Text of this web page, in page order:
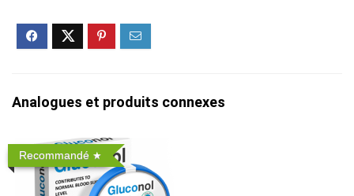
Analogues et produits connexes
Recommandé